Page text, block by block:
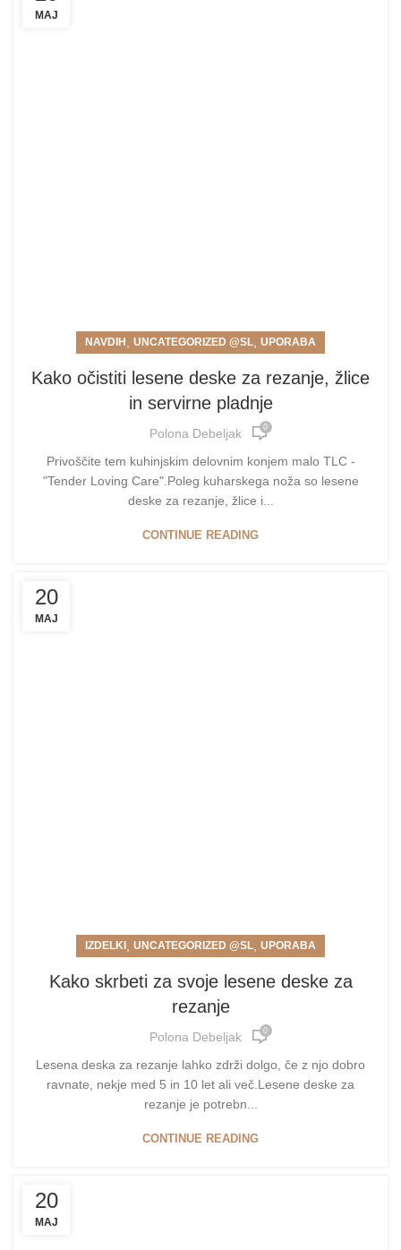
MAJ
NAVDIH UNCATEGORIZED @SL UPORABA
Kako očistiti lesene deske za rezanje, žlice
in servirne pladnje
Polona Debeljak 0
Privoščite tem kuhinjskim delovnim konjem malo TLC -
"Tender Loving Care".Poleg kuharskega noža so lesene
deske za rezanje, žlice i...
CONTINUE READING
20
MAJ
IZDELKI UNCATEGORIZED @SL UPORABA
Kako skrbeti za svoje lesene deske za
rezanje
Polona Debeljak 0
Lesena deska za rezanje lahko zdrži dolgo, če z njo dobro
ravnate, nekje med 5 in 10 let ali več.Lesene deske za
rezanje je potrebn...
CONTINUE READING
20
MAJ